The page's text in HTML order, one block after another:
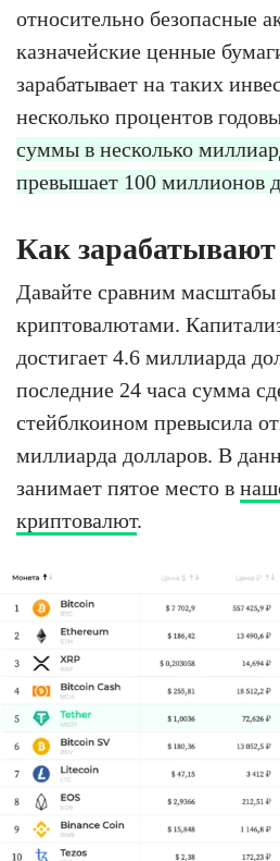
относительно безопасные
казначейские ценные
зарабатывает на таких
несколько процентов
суммы в несколько
превышает 100 миллионов
Как
Давайте сравним
криптовалютами.
достигает 4.6 миллиарда
последние 24 часа сумма
стейблкоином превысила
миллиарда долларов. В
занимает пятое место в
криптовалют.